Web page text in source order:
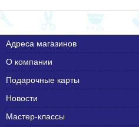
Адреса магазинов
О компании
Подарочные карты
Новости
Мастер-классы